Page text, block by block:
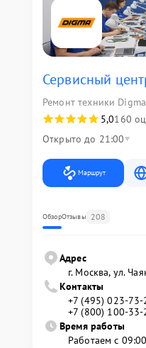
Сервисный
Ремонт техники Digma
5,0160
Открыто до 21:00
Маршрут
ОбзорОтзывы 208
Адрес
г. Москва, ул.
Контакты
+7 (495) 023-73-
+7 (800) 100-33-
Время работы
Работаем с